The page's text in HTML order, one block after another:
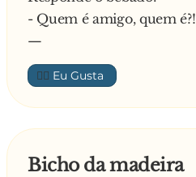
- Quem é amigo, quem é?!
—
👍🏼
Bicho da madeira